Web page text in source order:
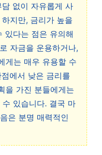
없이 자유롭게 사
지만, 금리가 높을
있다는 점은 유의해
자금을 운용하거나,
게는 매우 유용할 수
에서 낮은 금리를
을 가진 분들에게는
있습니다. 결국 마
은 분명 매력적인